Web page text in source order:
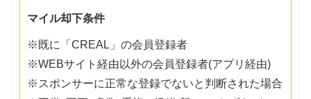
マイル却下条件
※既に「CREAL」の会員登録者
※WEBサイト経由以外の会員登録者(アプリ経由)
※スポンサーに正常な登録でないと判断された場合